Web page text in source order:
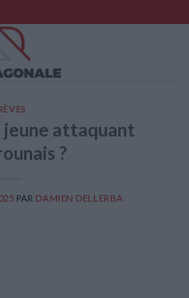
jeune attaquant
?
PAR DAMIEN DELLERBA